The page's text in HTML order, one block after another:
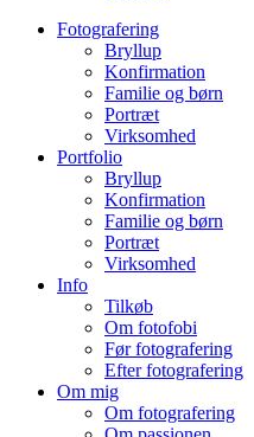
Fotografering
Bryllup
Konfirmation
Familie og børn
Portræt
Virksomhed
Portfolio
Bryllup
Konfirmation
Familie og børn
Portræt
Virksomhed
Info
Tilkøb
Om fotofobi
Før fotografering
Efter fotografering
Om mig
Om fotografering